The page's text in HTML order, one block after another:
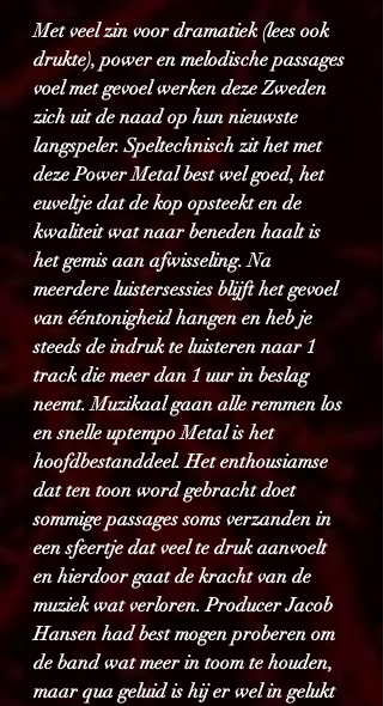
Met veel zin voor dramatiek (lees ook
drukte), power en melodische passages
voel met gevoel werken deze Zweden
zich uit de naad op hun nieuwste
langspeler. Speltechnisch zit het met
deze Power Metal best wel goed, het
euveltje dat de kop opsteekt en de
kwaliteit wat naar beneden haalt is
het gemis aan afwisseling. Na
meerdere luistersessies blijft het gevoel
van ééntonigheid hangen en heb je
steeds de indruk te luisteren naar 1
track die meer dan 1 uur in beslag
neemt. Muzikaal gaan alle remmen los
en snelle uptempo Metal is het
hoofdbestanddeel. Het enthousiamse
dat ten toon word gebracht doet
sommige passages soms verzanden in
een sfeertje dat veel te druk aanvoelt
en hierdoor gaat de kracht van de
muziek wat verloren. Producer Jacob
Hansen had best mogen proberen om
de band wat meer in toom te houden,
maar qua geluid is hij er wel in gelukt